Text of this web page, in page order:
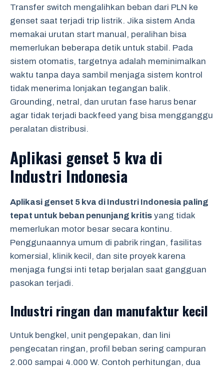
Transfer switch mengalihkan beban dari PLN ke
genset saat terjadi trip listrik. Jika sistem Anda
memakai urutan start manual, peralihan bisa
memerlukan beberapa detik untuk stabil. Pada
sistem otomatis, targetnya adalah meminimalkan
waktu tanpa daya sambil menjaga sistem kontrol
tidak menerima lonjakan tegangan balik.
Grounding, netral, dan urutan fase harus benar
agar tidak terjadi backfeed yang bisa mengganggu
peralatan distribusi.
Aplikasi genset 5 kva di
Industri Indonesia
Aplikasi genset 5 kva di Industri Indonesia paling
tepat untuk beban penunjang kritis yang tidak
memerlukan motor besar secara kontinu.
Penggunaannya umum di pabrik ringan, fasilitas
komersial, klinik kecil, dan site proyek karena
menjaga fungsi inti tetap berjalan saat gangguan
pasokan terjadi.
Industri ringan dan manufaktur kecil
Untuk bengkel, unit pengepakan, dan lini
pengecatan ringan, profil beban sering campuran
2.000 sampai 4.000 W. Contoh perhitungan, dua